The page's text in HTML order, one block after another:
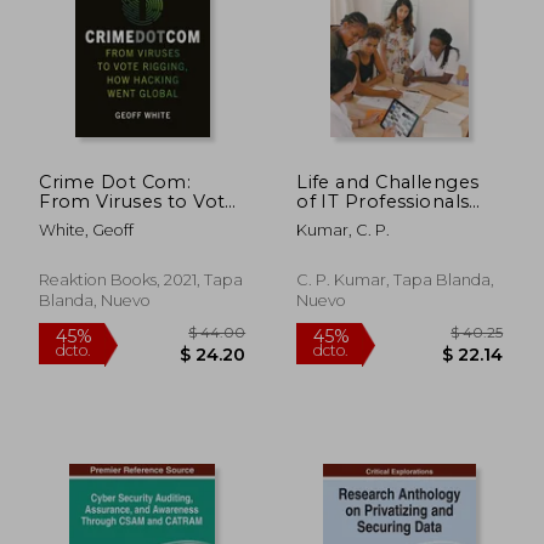
45%
dcto.
Crime Dot Com:
From Viruses to Vote
Rigging, How
Hacking Went Global
White, Geoff
Reaktion Books, 2021, Tapa
Blanda, Nuevo
Life and Challenges
of IT Professionals
(en Inglés)
Kumar, C. P.
C. P. Kumar, Tapa Blanda,
Nuevo